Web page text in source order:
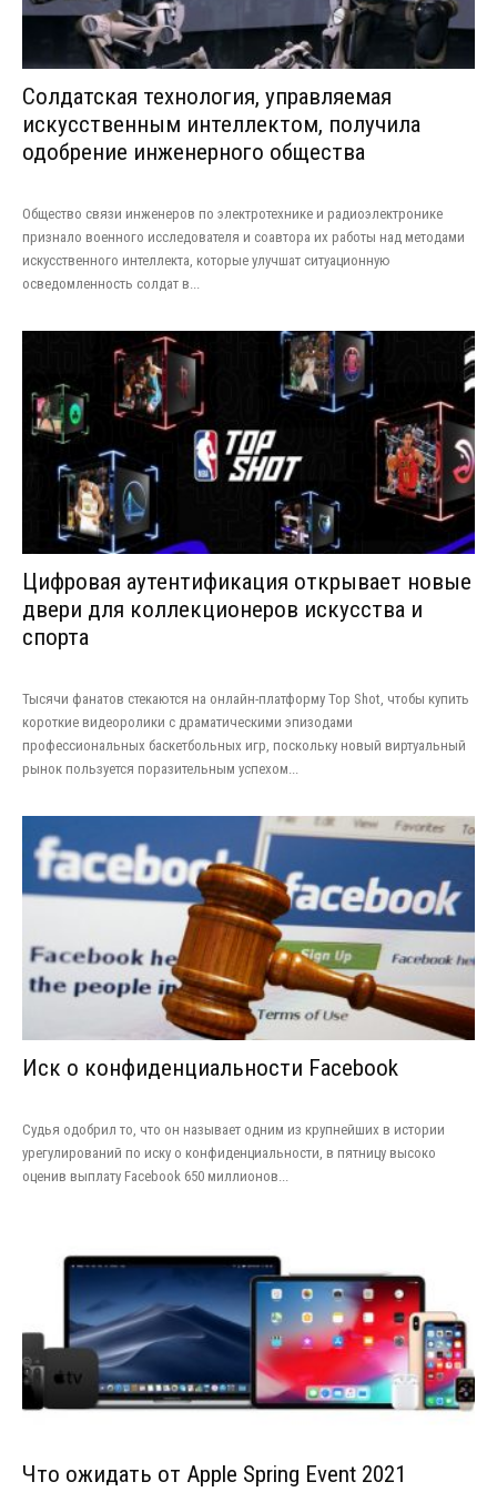
Солдатская технология, управляемая
искусственным интеллектом, получила
одобрение инженерного общества
Общество связи инженеров по электротехнике и радиоэлектронике
признало военного исследователя и соавтора их работы над методами
искусственного интеллекта, которые улучшат ситуационную
осведомленность солдат в...
Цифровая аутентификация открывает новые
двери для коллекционеров искусства и
спорта
Тысячи фанатов стекаются на онлайн-платформу Top Shot, чтобы купить
короткие видеоролики с драматическими эпизодами
профессиональных баскетбольных игр, поскольку новый виртуальный
рынок пользуется поразительным успехом...
Иск о конфиденциальности Facebook
Судья одобрил то, что он называет одним из крупнейших в истории
урегулирований по иску о конфиденциальности, в пятницу высоко
оценив выплату Facebook 650 миллионов...
Что ожидать от Apple Spring Event 2021